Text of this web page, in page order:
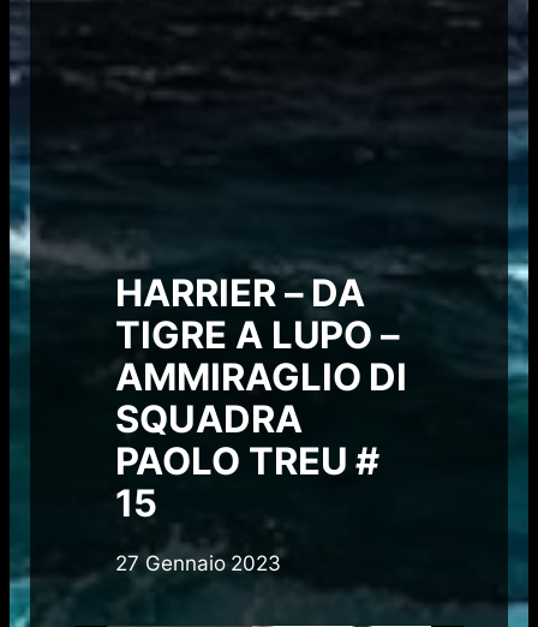
HARRIER – DA
TIGRE A LUPO –
AMMIRAGLIO DI
SQUADRA
PAOLO TREU #
15
27 Gennaio 2023